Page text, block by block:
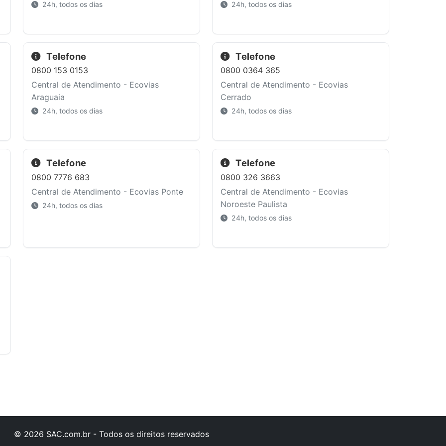
24h, todos os dias 24h, todos os dias
Telefone
0800 153 0153
Central de Atendimento - Ecovias
Araguaia
24h, todos os dias
Telefone
0800 0364 365
Central de Atendimento - Ecovias
Cerrado
24h, todos os dias
Telefone
0800 7776 683
Central de Atendimento - Ecovias Ponte
24h, todos os dias
Telefone
0800 326 3663
Central de Atendimento - Ecovias
Noroeste Paulista
24h, todos os dias
© 2026 SAC.com.br - Todos os direitos reservados